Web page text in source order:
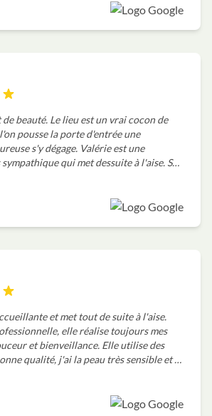
beauté. Le lieu est un vrai cocon de
pousse la porte d'entrée une
s'y dégage. Valérie est une
qui met dessuite à l'aise. Ses
utilisés sont de grande qualité. C'est
qui prend le temps pour offrir un résultat
et met tout de suite à l'aise.
elle réalise toujours mes
et bienveillance. Elle utilise des
qualité, j'ai la peau très sensible et je
Je vous recommande vivement